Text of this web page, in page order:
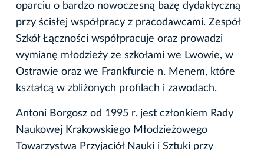
oparciu o bardzo nowoczesną bazę dydaktyczną
przy ścisłej współpracy z pracodawcami. Zespół
Szkół Łączności współpracuje oraz prowadzi
wymianę młodzieży ze szkołami we Lwowie, w
Ostrawie oraz we Frankfurcie n. Menem, które
kształcą w zbliżonych profilach i zawodach.
Antoni Borgosz od 1995 r. jest członkiem Rady
Naukowej Krakowskiego Młodzieżowego
Towarzystwa Przyjaciół Nauki i Sztuki przy